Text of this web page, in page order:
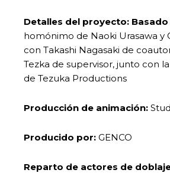
Detalles del proyecto:
homónimo de Naoki Urasawa y
con Takashi Nagasaki de
Tezka de supervisor, junto con
de Tezuka Productions
Producción de animación:
Producido por: GENCO
Reparto de actores de